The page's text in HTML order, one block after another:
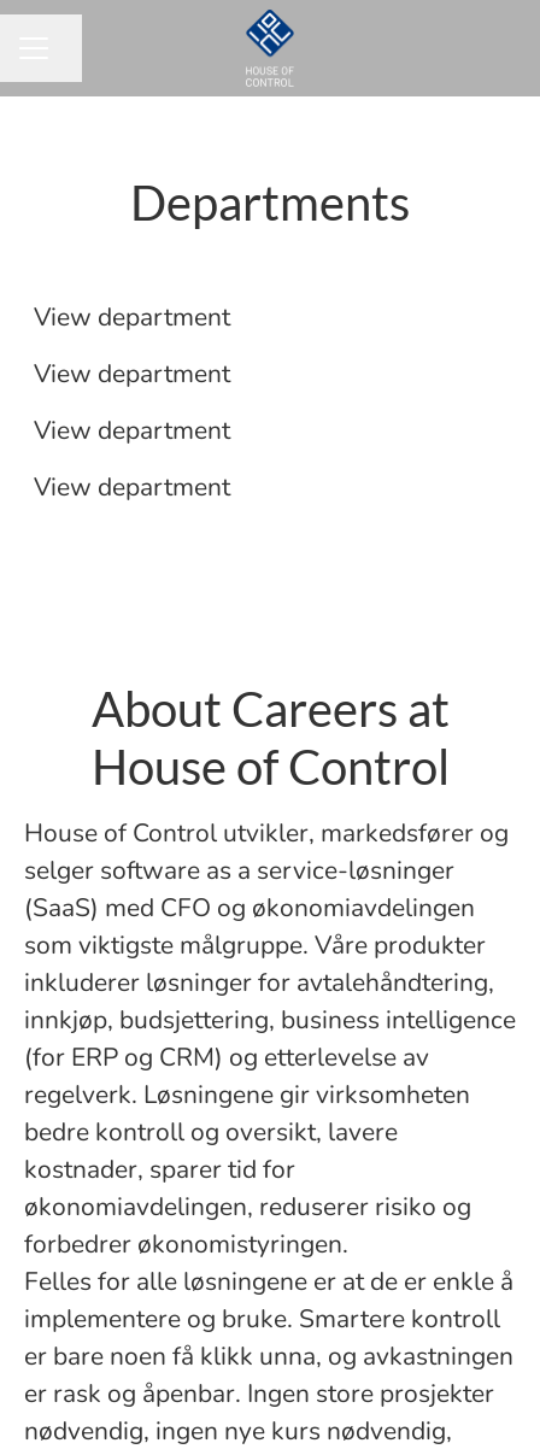
Departments
View department
View department
View department
View department
About Careers at
House of Control
House of Control utvikler, markedsfører og
selger software as a service-løsninger
(SaaS) med CFO og økonomiavdelingen
som viktigste målgruppe. Våre produkter
inkluderer løsninger for avtalehåndtering,
innkjøp, budsjettering, business intelligence
(for ERP og CRM) og etterlevelse av
regelverk. Løsningene gir virksomheten
bedre kontroll og oversikt, lavere
kostnader, sparer tid for
økonomiavdelingen, reduserer risiko og
forbedrer økonomistyringen.
Felles for alle løsningene er at de er enkle å
implementere og bruke. Smartere kontroll
er bare noen få klikk unna, og avkastningen
er rask og åpenbar. Ingen store prosjekter
nødvendig, ingen nye kurs nødvendig,